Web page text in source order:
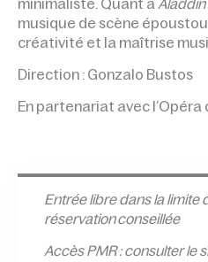
musique de scène
créativité et la maîtrise
Direction : Gonzalo Bustos
En partenariat avec l’Opéra
Entrée libre dans la limite
réservation conseillée
Accès PMR : consulter le